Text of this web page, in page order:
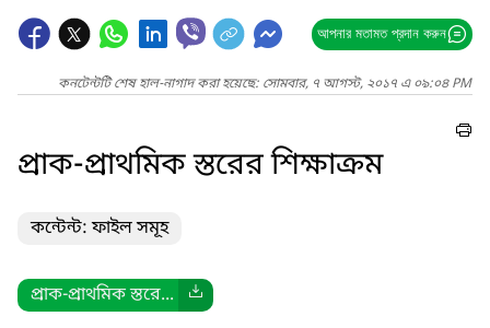
আপনার মতামত প্রদান করুন
কনটেন্টটি শেষ হাল-নাগাদ করা হয়েছে: সোমবার, ৭ আগস্ট, ২০১৭ এ ০৯:০৪ PM
প্রাক-প্রাথমিক স্তরের শিক্ষাক্রম
কন্টেন্ট: ফাইল সমূহ
প্রাক-প্রাথমিক স্তরে...